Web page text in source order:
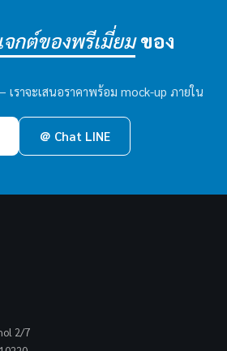
จกต์ของพรีเมี่ยมของ
เราจะเสนอราคาพร้อม mock-up ภายใน
＠ Chat LINE
2/7